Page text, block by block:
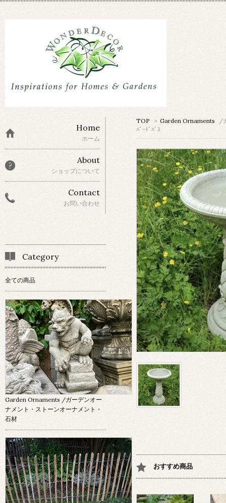
TOP > Garden Ornaments
/
ﾊﾞｰﾄﾞﾊﾞｽ
おすすめ商品
Home
ホーム
About
ショップについて
Contact
お問い合わせ
Category
全ての商品
Garden Ornaments /ガーデンオー
ナメント・ストーンオーナメント・
石材